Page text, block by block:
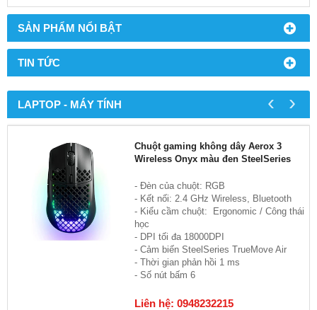
SẢN PHẨM NỔI BẬT
TIN TỨC
LAPTOP - MÁY TÍNH
Chuột gaming không dây Aerox 3
Wireless Onyx màu đen SteelSeries
- Đèn của chuột: RGB
- Kết nối: 2.4 GHz Wireless, Bluetooth
- Kiểu cầm chuột: Ergonomic / Công thái
học
- DPI tối đa 18000DPI
- Cảm biến SteelSeries TrueMove Air
- Thời gian phản hồi 1 ms
- Số nút bấm 6
Liên hệ: 0948232215
‹ ›